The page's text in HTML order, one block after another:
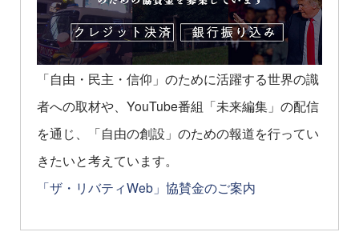
「自由・民主・信仰」のために活躍する世界の識
者への取材や、YouTube番組「未来編集」の配信
を通じ、「自由の創設」のための報道を行ってい
きたいと考えています。
「ザ・リバティWeb」協賛金のご案内